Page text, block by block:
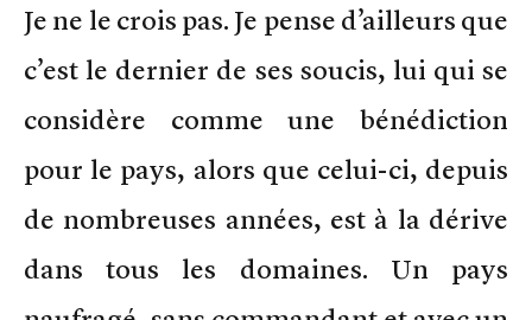
Je ne le crois pas. Je pense d’ailleurs que
c’est le dernier de ses soucis, lui qui se
considère comme une bénédiction
pour le pays, alors que celui-ci, depuis
de nombreuses années, est à la dérive
dans tous les domaines. Un pays